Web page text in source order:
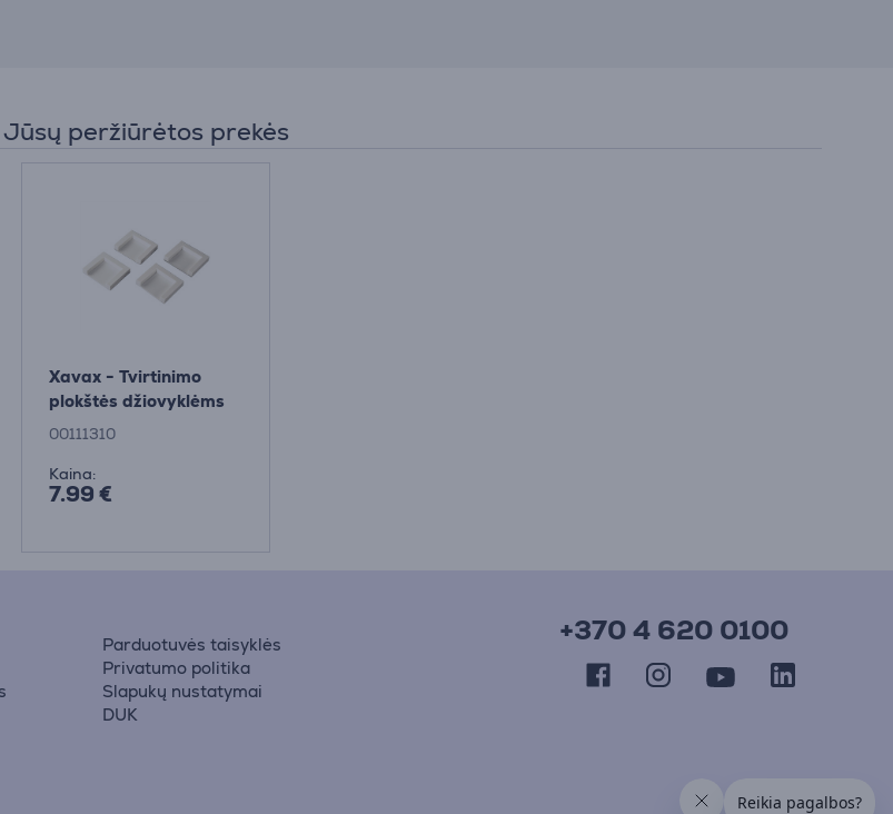
Jūsų peržiūrėtos prekės
Xavax - Tvirtinimo
plokštės džiovyklėms
00111310
Kaina:
7.99 €
Parduotuvės taisyklės
Privatumo politika
Slapukų nustatymai
DUK
+370 4 620 0100